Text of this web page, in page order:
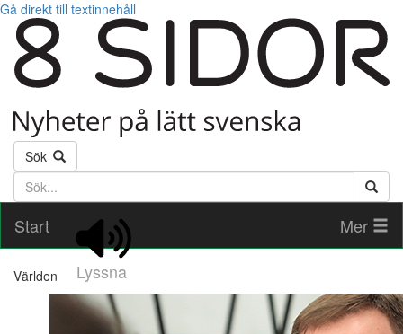
Gå direkt till textinnehåll
Sök
Söktext
Start
Lyssna
Mer
Världen